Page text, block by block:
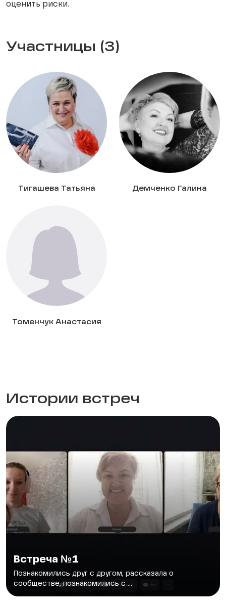
оценить риски.
Участницы (3)
Тигашева Татьяна Демченко Галина
Томенчук Анастасия
Истории встреч
Встреча №1
Познакомились друг с другом, рассказала о
сообществе, познакомились с ...